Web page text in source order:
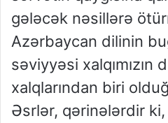
gələcək nəsillərə
Azərbaycan dilinin
səviyyəsi xalqımızın
xalqlarından biri
Əsrlər, qərinələrdir ki,